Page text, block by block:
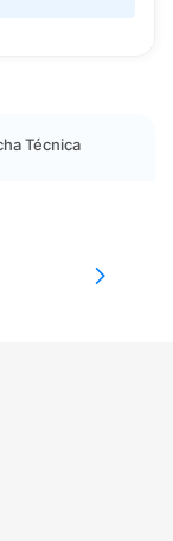
Técnica